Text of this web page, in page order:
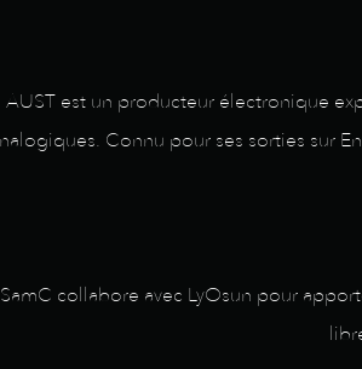
AUST est un producteur électronique
Connu pour ses sorties sur
SamC collabore avec LyOsun pour